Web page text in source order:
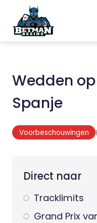
Wedden
Spanje
Voorbeschouwingen
Direct naar
Tracklimits
Grand Prix